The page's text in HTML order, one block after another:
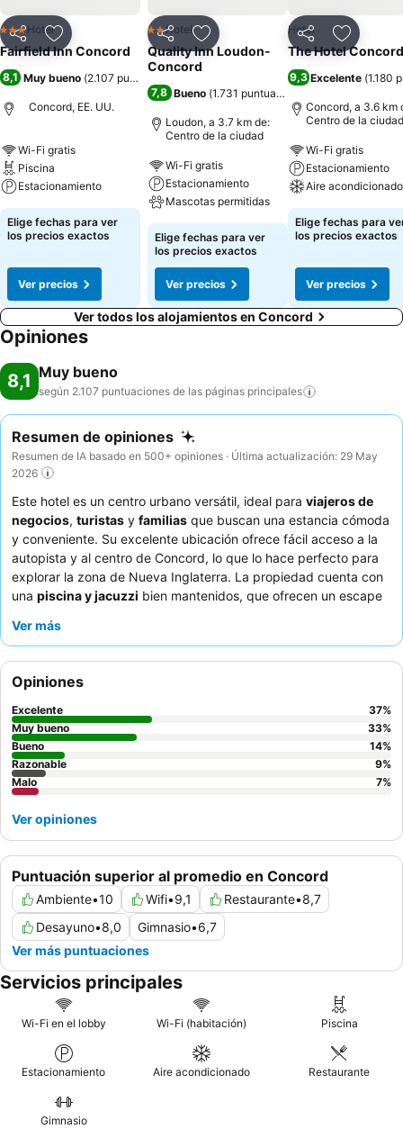
CompartirAgregar a favoritos
3 Estrellas
Hotel
Fairfield Inn Concord
8,1 Muy bueno (2.107 puntuaciones
Concord, EE. UU.
Wi-Fi gratis
Piscina
Estacionamiento
Elige fechas para ver
los precios exactos
Ver precios
CompartirAgregar a favoritos
2 Estrellas
Hotel
Quality Inn Loudon-
Concord
7,8 Bueno (1.731 puntuaciones
Loudon, a 3.7 km de:
Centro de la ciudad
Wi-Fi gratis
Estacionamiento
Mascotas permitidas
Elige fechas para ver
los precios exactos
Ver precios
CompartirAgregar
Hotel
The Hotel Concord
9,3 Excelente (1.180
Concord, a 3.6 km
Centro de la ciudad
Wi-Fi gratis
Estacionamiento
Aire acondicionado
Elige fechas para
los precios exactos
Ver precios
Ver todos los alojamientos en Concord
Opiniones
8,1 Muy bueno
según 2.107 puntuaciones de las páginas principales
Resumen de opiniones
Resumen de IA basado en 500+ opiniones · Última actualización: 29 May
2026
Este hotel es un centro urbano versátil, ideal para viajeros de
negocios, turistas y familias que buscan una estancia cómoda
y conveniente. Su excelente ubicación ofrece fácil acceso a la
autopista y al centro de Concord, lo que lo hace perfecto para
explorar la zona de Nueva Inglaterra. La propiedad cuenta con
una piscina y jacuzzi bien mantenidos, que ofrecen un escape
constantemente al
calientes, incluyendo una popular máquina para hacer gofres y
una completa estación de avena. Para una experiencia más
tranquila, los huéspedes deben solicitar una habitación con
vistas al jardín.
Ver más
Puntuación superior al promedio en Concord
Ambiente•10 Wifi•9,1 Restaurante•8,7
Desayuno•8,0 Gimnasio•6,7
Ver más puntuaciones
Opiniones
Excelente 37%
Muy bueno
33%
Bueno
14%
Razonable
9%
Malo
7%
Ver opiniones
Servicios principales
Wi-Fi en el lobby Wi-Fi (habitación) Piscina
Estacionamiento Aire acondicionado Restaurante
Gimnasio